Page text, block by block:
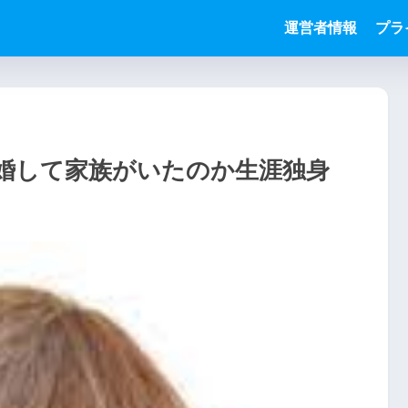
運営者情報 プラ
して家族がいたのか生涯独身